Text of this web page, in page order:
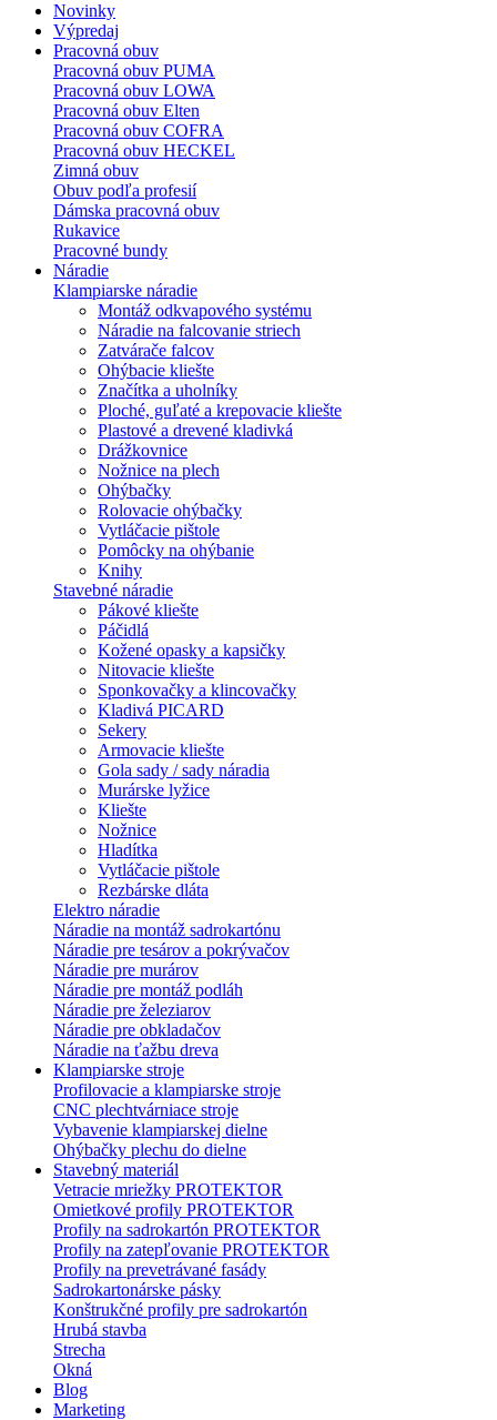
Novinky
Výpredaj
Pracovná obuv
Pracovná obuv PUMA
Pracovná obuv LOWA
Pracovná obuv Elten
Pracovná obuv COFRA
Pracovná obuv HECKEL
Zimná obuv
Obuv podľa profesií
Dámska pracovná obuv
Rukavice
Pracovné bundy
Náradie
Klampiarske náradie
Montáž odkvapového systému
Náradie na falcovanie striech
Zatvárače falcov
Ohýbacie kliešte
Značítka a uholníky
Ploché, guľaté a krepovacie kliešte
Plastové a drevené kladivká
Drážkovnice
Nožnice na plech
Ohýbačky
Rolovacie ohýbačky
Vytláčacie pištole
Pomôcky na ohýbanie
Knihy
Stavebné náradie
Pákové kliešte
Páčidlá
Kožené opasky a kapsičky
Nitovacie kliešte
Sponkovačky a klincovačky
Kladivá PICARD
Sekery
Armovacie kliešte
Gola sady / sady náradia
Murárske lyžice
Kliešte
Nožnice
Hladítka
Vytláčacie pištole
Rezbárske dláta
Elektro náradie
Náradie na montáž sadrokartónu
Náradie pre tesárov a pokrývačov
Náradie pre murárov
Náradie pre montáž podláh
Náradie pre železiarov
Náradie pre obkladačov
Náradie na ťažbu dreva
Klampiarske stroje
Profilovacie a klampiarske stroje
CNC plechtvárniace stroje
Vybavenie klampiarskej dielne
Ohýbačky plechu do dielne
Stavebný materiál
Vetracie mriežky PROTEKTOR
Omietkové profily PROTEKTOR
Profily na sadrokartón PROTEKTOR
Profily na zatepľovanie PROTEKTOR
Profily na prevetrávané fasády
Sadrokartonárske pásky
Konštrukčné profily pre sadrokartón
Hrubá stavba
Strecha
Okná
Blog
Marketing